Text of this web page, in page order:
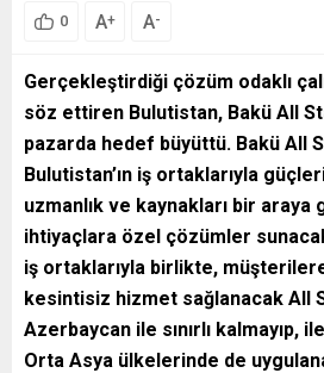
0 A+ A-
Gerçekleştirdiği çözüm odaklı
söz ettiren Bulutistan, Bakü All
pazarda hedef büyüttü. Bakü All
Bulutistan’ın iş ortaklarıyla
uzmanlık ve kaynakları bir
ihtiyaçlara özel çözümler
iş ortaklarıyla birlikte,
kesintisiz hizmet sağlanacak All
Azerbaycan ile sınırlı kalmayıp,
Orta Asya ülkelerinde de